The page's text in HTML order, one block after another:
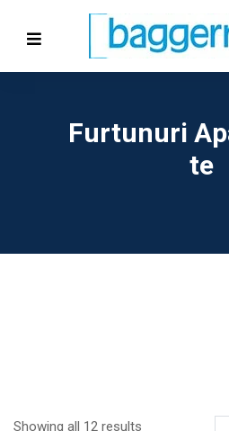
Furtunuri
Te
Showing all 12 results